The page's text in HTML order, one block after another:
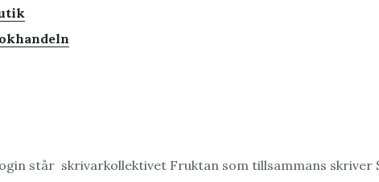
står skrivarkollektivet Fruktan som tillsammans skriver